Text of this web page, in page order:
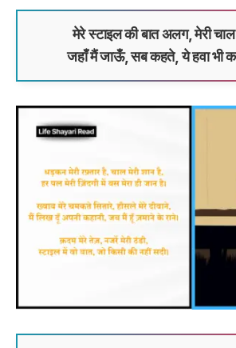
मेरे स्टाइल की बात अलग, मेरी चाल
जहाँ मैं जाऊँ, सब कहते, ये हवा भी